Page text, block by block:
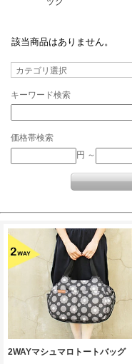
該当商品はありません。
キーワード検索
価格帯検索
円 ～
2WAYマシュマロトートバッグ